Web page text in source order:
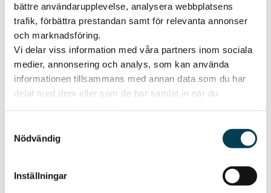
bättre användarupplevelse, analysera webbplatsens
trafik, förbättra prestandan samt för relevanta annonser
och marknadsföring.
Vi delar viss information med våra partners inom sociala
medier, annonsering och analys, som kan använda
informationen tillsammans med annan data som du har
delat med dem eller som de har samlat in när du
Nödvändig
Inställningar
PublishedMay 8, 2026
Vinn 5 000 kr att
sommarshoppa för!
sommarshoppa loss för på Bergvik!
Location:
On the website
The contest has ended